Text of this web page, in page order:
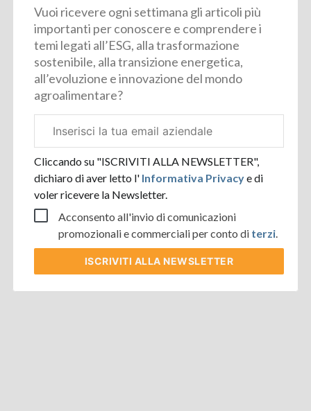
Vuoi ricevere ogni settimana gli articoli più
importanti per conoscere e comprendere i
temi legati all’ESG, alla trasformazione
sostenibile, alla transizione energetica,
all’evoluzione e innovazione del mondo
agroalimentare?
aziendale
Cliccando su "ISCRIVITI ALLA NEWSLETTER",
dichiaro di aver letto l' Informativa Privacye di
voler ricevere la Newsletter.
Acconsento all'invio di comunicazioni
promozionali e commerciali per conto di terzi.
ISCRIVITI ALLA NEWSLETTER